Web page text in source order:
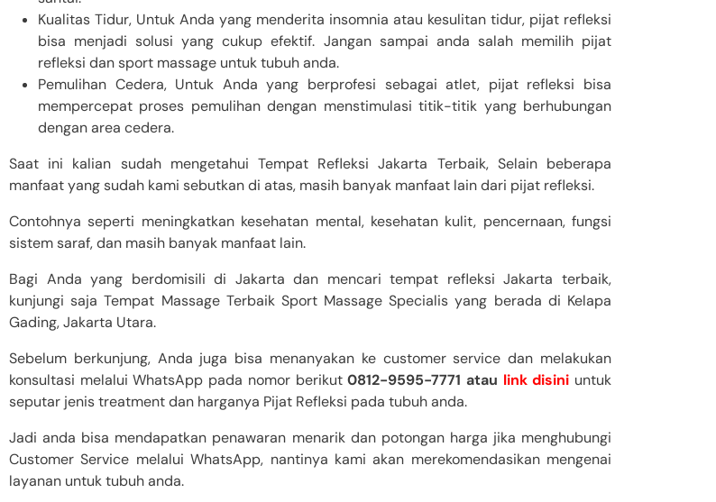
Kualitas Tidur, Untuk Anda yang menderita insomnia atau kesulitan tidur, pijat refleksi
bisa menjadi solusi yang cukup efektif. Jangan sampai anda salah memilih pijat
refleksi dan sport massage untuk tubuh anda.
Pemulihan Cedera, Untuk Anda yang berprofesi sebagai atlet, pijat refleksi bisa
mempercepat proses pemulihan dengan menstimulasi titik-titik yang berhubungan
dengan area cedera.
Saat ini kalian sudah mengetahui Tempat Refleksi Jakarta Terbaik, Selain beberapa
manfaat yang sudah kami sebutkan di atas, masih banyak manfaat lain dari pijat refleksi.
Contohnya seperti meningkatkan kesehatan mental, kesehatan kulit, pencernaan, fungsi
sistem saraf, dan masih banyak manfaat lain.
Bagi Anda yang berdomisili di Jakarta dan mencari tempat refleksi Jakarta terbaik,
kunjungi saja Tempat Massage Terbaik Sport Massage Specialis yang berada di Kelapa
Gading, Jakarta Utara.
Sebelum berkunjung, Anda juga bisa menanyakan ke customer service dan melakukan
konsultasi melalui WhatsApp pada nomor berikut0812-9595-7771 atau link disini untuk
seputar jenis treatment dan harganya Pijat Refleksi pada tubuh anda.
Jadi anda bisa mendapatkan penawaran menarik dan potongan harga jika menghubungi
Customer Service melalui WhatsApp, nantinya kami akan merekomendasikan mengenai
layanan untuk tubuh anda.